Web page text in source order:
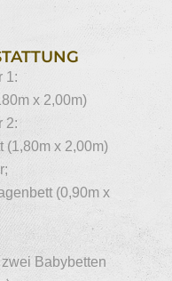
1:
x 2,00m)
2:
(1,80m x 2,00m)
(0,90m x
Babybetten